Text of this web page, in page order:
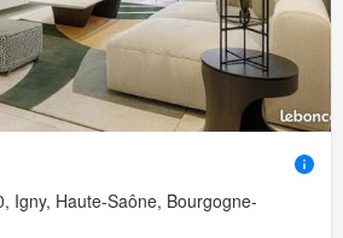
Igny, Haute-Saône, Bourgogne-